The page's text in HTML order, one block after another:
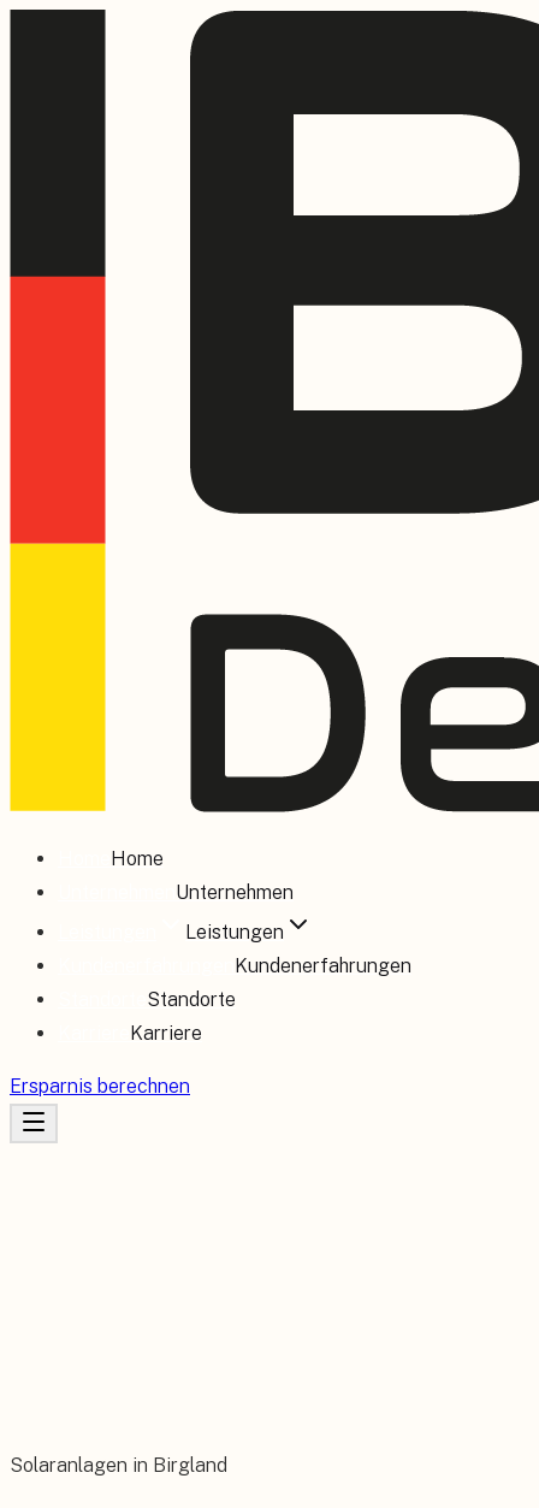
Home
Unternehmen
Leistungen
Kundenerfahrungen
Standorte
Karriere
Ersparnis berechnen
Solaranlagen in Birgland